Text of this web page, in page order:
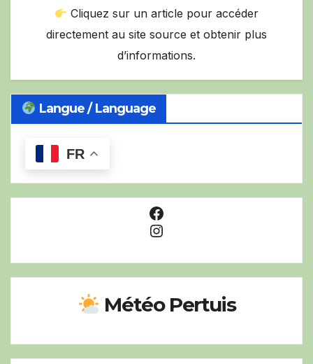
Cliquez sur un article pour accéder
directement au site source et obtenir plus
d’informations.
Langue / Language
FR
Facebook
Instagram
Météo Pertuis